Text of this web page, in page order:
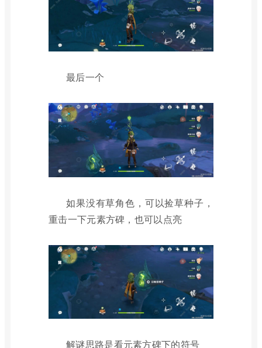
最后一个
如果没有草角色，可以捡草种子，
重击一下元素方碑，也可以点亮
解谜思路是看元素方碑下的符号